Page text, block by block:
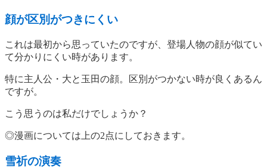
顔が区別がつきにくい
これは最初から思っていたのですが、登場人物の顔が似てい
て分かりにくい時があります。
特に主人公・大と玉田の顔。区別がつかない時が良くあるん
ですが。
こう思うのは私だけでしょうか？
◎漫画については上の2点にしておきます。
雪祈の演奏